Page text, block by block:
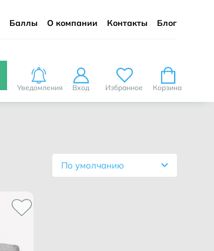
Баллы О компании Контакты Блог
Уведомления Вход Избранное Корзина
По умолчанию